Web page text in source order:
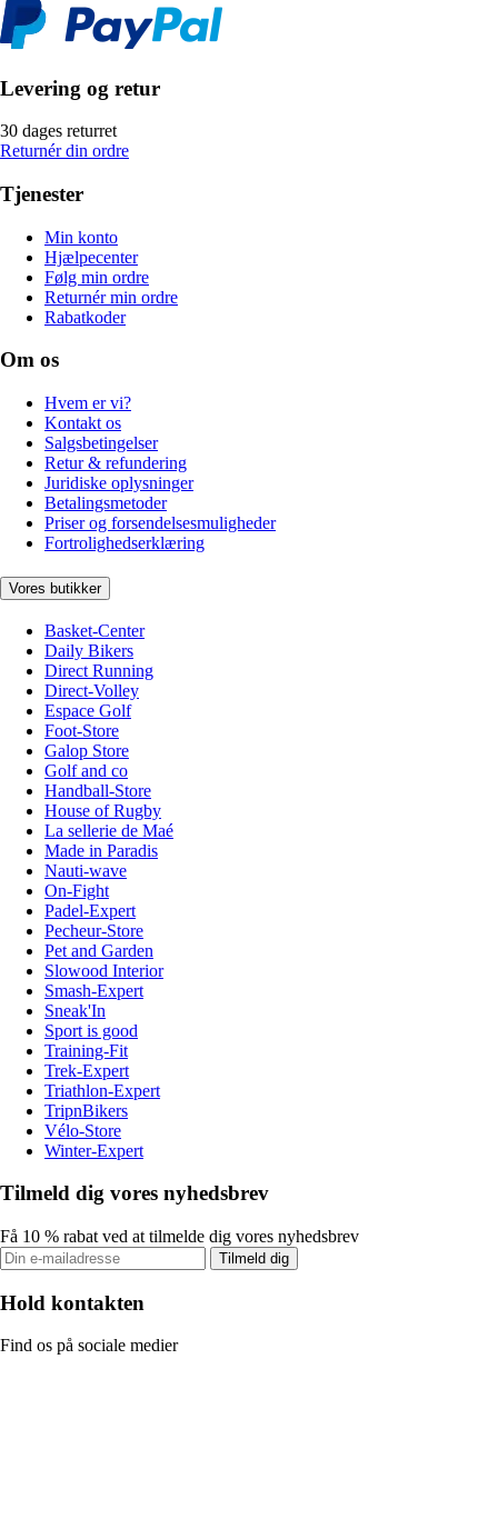
Levering og retur
30 dages returret
Returnér din ordre
Tjenester
Min konto
Hjælpecenter
Følg min ordre
Returnér min ordre
Rabatkoder
Om os
Hvem er vi?
Kontakt os
Salgsbetingelser
Retur & refundering
Juridiske oplysninger
Betalingsmetoder
Priser og forsendelsesmuligheder
Fortrolighedserklæring
Vores butikker
Basket-Center
Daily Bikers
Direct Running
Direct-Volley
Espace Golf
Foot-Store
Galop Store
Golf and co
Handball-Store
House of Rugby
La sellerie de Maé
Made in Paradis
Nauti-wave
On-Fight
Padel-Expert
Pecheur-Store
Pet and Garden
Slowood Interior
Smash-Expert
Sneak'In
Sport is good
Training-Fit
Trek-Expert
Triathlon-Expert
TripnBikers
Vélo-Store
Winter-Expert
Tilmeld dig vores nyhedsbrev
Få 10 % rabat ved at tilmelde dig vores nyhedsbrev
Tilmeld dig
Hold kontakten
Find os på sociale medier